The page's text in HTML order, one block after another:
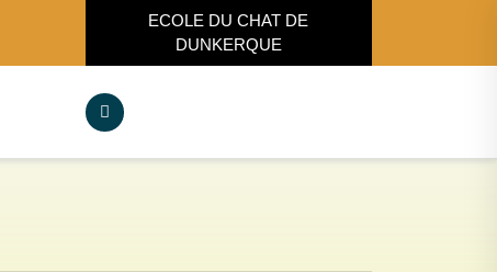
ECOLE DU CHAT DE
DUNKERQUE